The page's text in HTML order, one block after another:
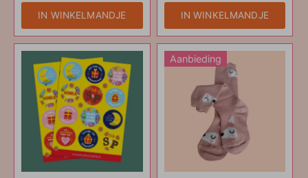
IN WINKELMANDJE IN WINKELMANDJE
Aanbieding